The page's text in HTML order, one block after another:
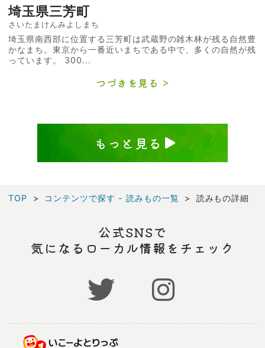
埼玉県三芳町
さいたまけんみよしまち
埼玉県南西部に位置する三芳町は武蔵野の雑木林が残る自然豊
かなまち。東京から一番近いまちである中で、多くの自然が残
っています。 300...
つづきを見る
もっと見る
TOP コンテンツで探す - 読みもの一覧 読みもの詳細
公式SNSで
気になるローカル情報をチェック